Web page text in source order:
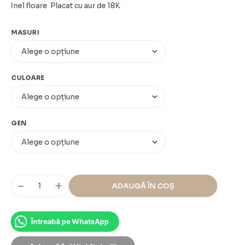
Inel floare Placat cu aur de 18K
MASURI
CULOARE
GEN
+
- ADAUGĂ ÎN COȘ
Întreabă pe WhatsApp